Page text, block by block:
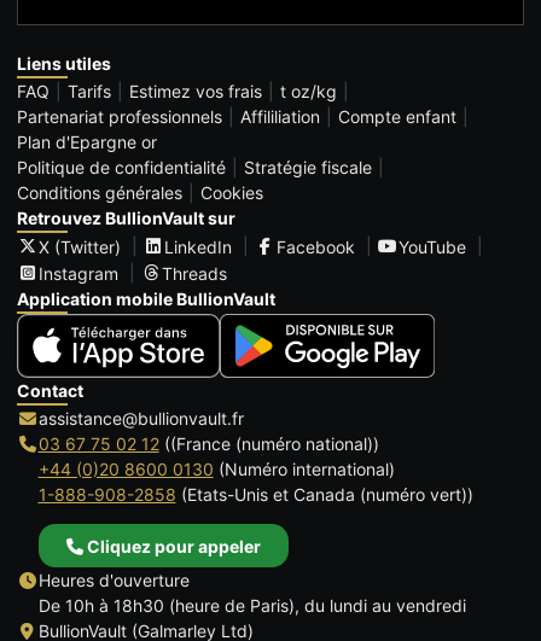
Liens utiles
FAQ
Tarifs Estimez vos frais
t oz/kg
Partenariat professionnels
Affililiation
Compte enfant
Plan d'Epargne or
Politique de confidentialité
Stratégie fiscale
Conditions générales
Cookies
Retrouvez BullionVault sur
X (Twitter)
LinkedIn Facebook
YouTube
Instagram
Threads
Application mobile BullionVault
Contact
assistance@bullionvault.fr
03 67 75 02 12((France (numéro national))
+44 (0)20 8600 0130 (Numéro international)
1-888-908-2858 (Etats-Unis et Canada (numéro vert))
Cliquez pour appeler
Heures d'ouverture
De 10h à 18h30 (heure de Paris), du lundi au vendredi
BullionVault (Galmarley Ltd)